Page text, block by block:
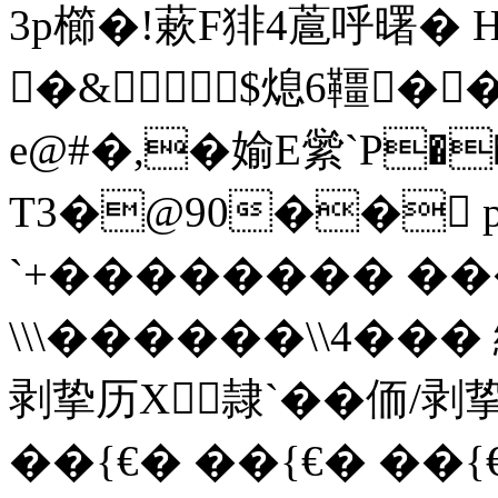
3p櫛�!蔌F猅4蔰呼曙�
�&$熄6韁
e@#�,�媮E繠
T3�@90��
`+���� ����
剥挚历X隷`� �侕/剥
��{€� ��{€�